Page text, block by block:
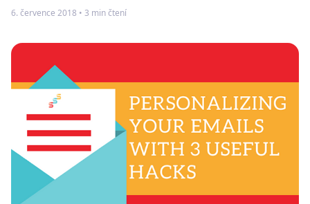
6. července 2018 • 3 min čtení